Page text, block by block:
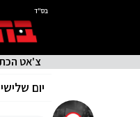
בס"ד
צ'אט
יום שלישי